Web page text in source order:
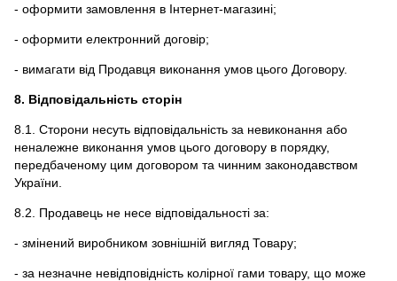
- оформити замовлення в Інтернет-магазині;
- оформити електронний договір;
- вимагати від Продавця виконання умов цього Договору.
8. Відповідальність сторін
8.1. Сторони несуть відповідальність за невиконання або
неналежне виконання умов цього договору в порядку,
передбаченому цим договором та чинним законодавством
України.
8.2. Продавець не несе відповідальності за:
- змінений виробником зовнішній вигляд Товару;
- за незначне невідповідність колірної гами товару, що може